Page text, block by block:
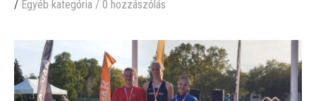
/ Egyéb kategória / 0 hozzászólás